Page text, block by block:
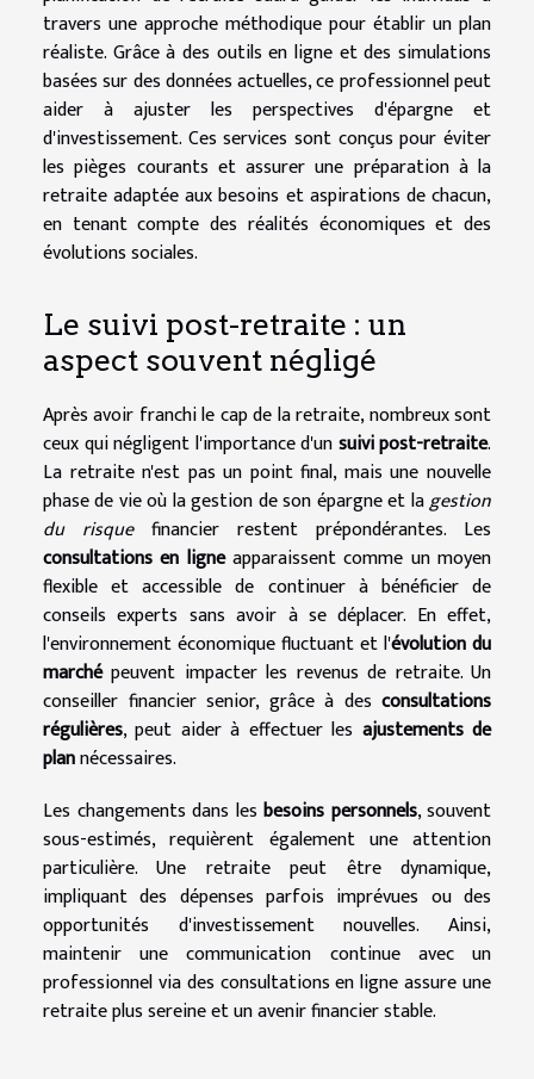
travers une approche méthodique pour établir un plan
réaliste. Grâce à des outils en ligne et des simulations
basées sur des données actuelles, ce professionnel peut
aider à ajuster les perspectives d'épargne et
d'investissement. Ces services sont conçus pour éviter
les pièges courants et assurer une préparation à la
retraite adaptée aux besoins et aspirations de chacun,
en tenant compte des réalités économiques et des
évolutions sociales.
Le suivi post-retraite : un
aspect souvent négligé
Après avoir franchi le cap de la retraite, nombreux sont
ceux qui négligent l'importance d'unsuivi post-retraite.
La retraite n'est pas un point final, mais une nouvelle
phase de vie où la gestion de son épargne et lagestion
du risquefinancier restent prépondérantes. Les
consultations en ligneapparaissent comme un moyen
flexible et accessible de continuer à bénéficier de
conseils experts sans avoir à se déplacer. En effet,
l'environnement économique fluctuant et l'évolution du
marchépeuvent impacter les revenus de retraite. Un
conseiller financier senior, grâce à des consultations
régulières, peut aider à effectuer les ajustements de
plannécessaires.
Les changements dans les besoins personnels, souvent
sous-estimés, requièrent également une attention
particulière. Une retraite peut être dynamique,
impliquant des dépenses parfois imprévues ou des
opportunités d'investissement nouvelles. Ainsi,
maintenir une communication continue avec un
professionnel via des consultations en ligne assure une
retraite plus sereine et un avenir financier stable.